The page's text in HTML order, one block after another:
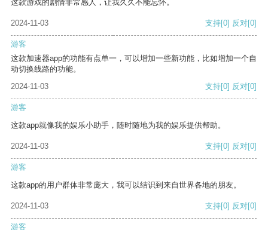
这款游戏的剧情非常感人，让我久久不能忘怀。
2024-11-03 支持[0] 反对[0]
游客
这款加速器app的功能有点单一，可以增加一些新功能，比如增加一个自
动切换线路的功能。
2024-11-03
支持[0] 反对[0]
游客
这款app就像我的娱乐小助手，随时随地为我的娱乐提供帮助。
2024-11-03 支持[0] 反对[0]
游客
这款app的用户群体非常庞大，我可以结识到来自世界各地的朋友。
2024-11-03 支持[0] 反对[0]
游客